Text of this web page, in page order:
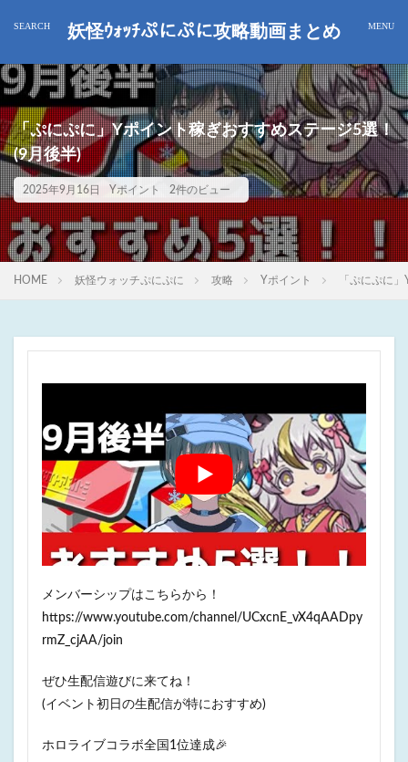
妖怪ｳｫｯﾁぷにぷに攻略動画まとめ
「ぷにぷに」Yポイント稼ぎおすすめステージ5選！
(9月後半)
2025年9月16日 Yポイント 2件のビュー
HOME 妖怪ウォッチぷにぷに 攻略 Yポイント 「ぷにぷに
メンバーシップはこちらから！
https://www.youtube.com/channel/UCxcnE_vX4qAADpy
rmZ_cjAA/join
ぜひ生配信遊びに来てね！
(イベント初日の生配信が特におすすめ)
ホロライブコラボ全国1位達成🎉